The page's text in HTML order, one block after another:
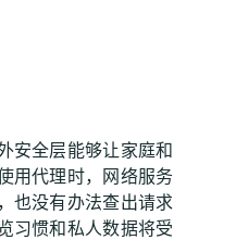
安全层能够让家庭和
用代理时，网络服务
也没有办法查出请求
习惯和私人数据将受